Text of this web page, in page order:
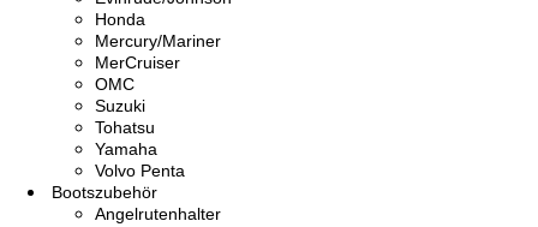
Honda
Mercury/Mariner
MerCruiser
OMC
Suzuki
Tohatsu
Yamaha
Volvo Penta
Bootszubehör
Angelrutenhalter